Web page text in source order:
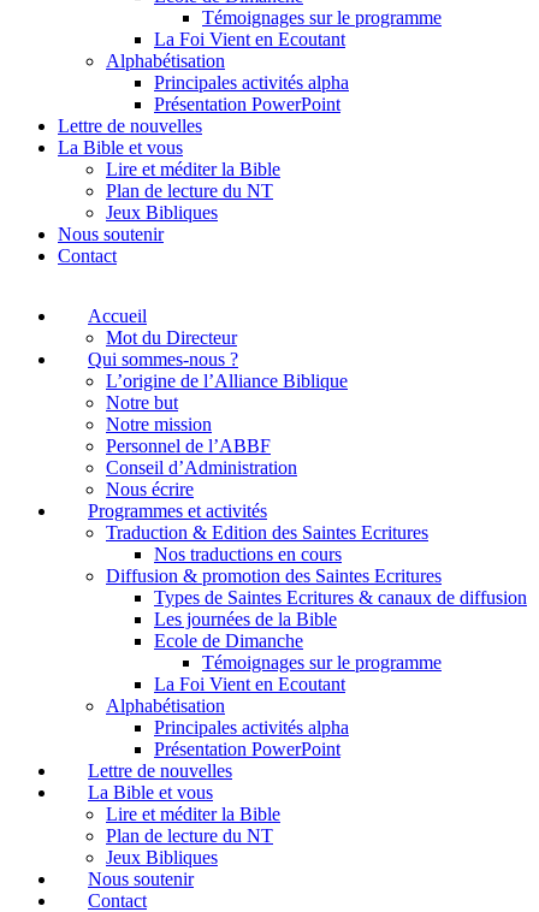
Témoignages sur le programme
La Foi Vient en Ecoutant
Alphabétisation
Principales activités alpha
Présentation PowerPoint
Lettre de nouvelles
La Bible et vous
Lire et méditer la Bible
Plan de lecture du NT
Jeux Bibliques
Nous soutenir
Contact
Accueil
Mot du Directeur
Qui sommes-nous ?
L’origine de l’Alliance Biblique
Notre but
Notre mission
Personnel de l’ABBF
Conseil d’Administration
Nous écrire
Programmes et activités
Traduction & Edition des Saintes Ecritures
Nos traductions en cours
Diffusion & promotion des Saintes Ecritures
Types de Saintes Ecritures & canaux de diffusion
Les journées de la Bible
Ecole de Dimanche
Témoignages sur le programme
La Foi Vient en Ecoutant
Alphabétisation
Principales activités alpha
Présentation PowerPoint
Lettre de nouvelles
La Bible et vous
Lire et méditer la Bible
Plan de lecture du NT
Jeux Bibliques
Nous soutenir
Contact